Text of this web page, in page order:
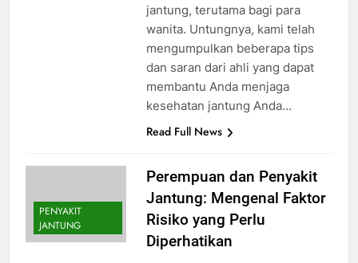
jantung, terutama bagi para
wanita. Untungnya, kami telah
mengumpulkan beberapa tips
dan saran dari ahli yang dapat
membantu Anda menjaga
kesehatan jantung Anda…
Read Full News
PENYAKIT
JANTUNG
Perempuan dan Penyakit
Jantung: Mengenal Faktor
Risiko yang Perlu
Diperhatikan